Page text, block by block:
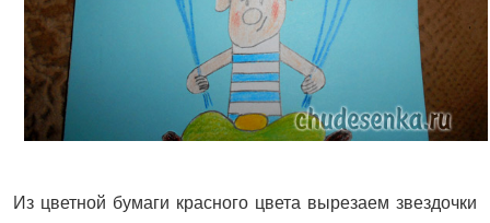
Из цветной бумаги красного цвета вырезаем звездочки